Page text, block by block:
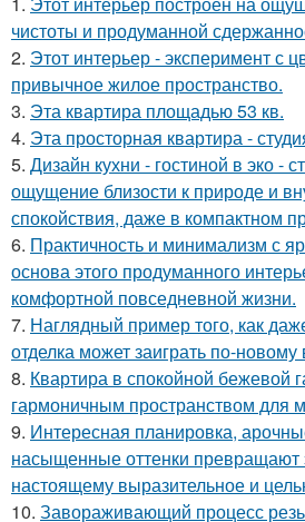
чистоты и продуманной
2. Этот интерьер - эксперимент с
привычное жилое пространство.
3. Эта квартира площадью 53 кв.
4. Эта просторная квартира -
5. Дизайн кухни - гостиной в эко -
ощущение близости к природе и
спокойствия, даже в компактном
6. Практичность и минимализм с
основа этого продуманного
комфортной повседневной жизни.
7. Наглядный пример того, как
отделка может заиграть по-
8. Квартира в спокойной бежевой
гармоничным пространством для
9. Интересная планировка,
насыщенные оттенки превращают
настоящему выразительное и
10. Завораживающий процесс